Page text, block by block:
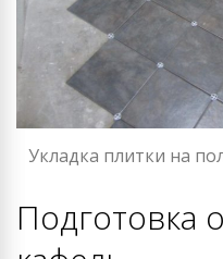
Укладка плитки на
Подготовка